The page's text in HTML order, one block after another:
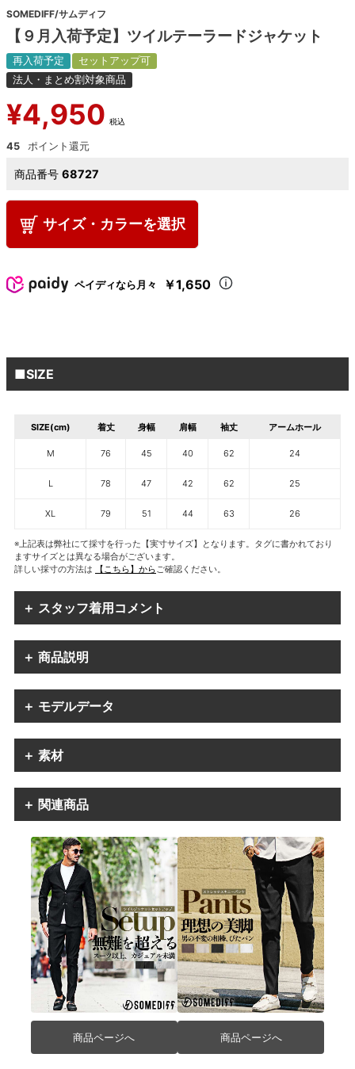
SOMEDIFF/サムディフ
【９月入荷予定】ツイルテーラードジャケット
再入荷予定
セットアップ可
法人・まとめ割対象商品
¥4,950 税込
45
商品番号 68727
サイズ・カラーを選択
ペイディなら月々 ￥1,650
■SIZE
SIZE(cm) 着丈 身幅 肩幅 袖丈 アームホール
M 76 45 40 62 24
L 78 47 42 62 25
XL 79 51 44 63 26
※上記表は弊社にて採寸を行った【実寸サイズ】となります。タグに書かれており
ますサイズとは異なる場合がございます。
詳しい採寸の方法は
【こちら】からご確認ください。
＋ スタッフ着用コメント
＋ 商品説明
＋ モデルデータ
＋ 素材
＋ 関連商品
商品ページへ 商品ページへ